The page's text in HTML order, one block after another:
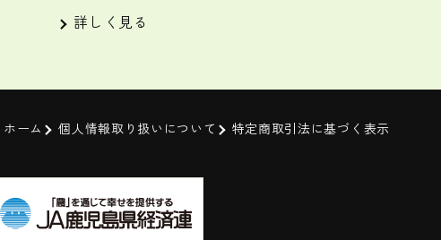
詳しく見る
ホーム 個人情報取り扱いについて 特定商取引法に基づく表示